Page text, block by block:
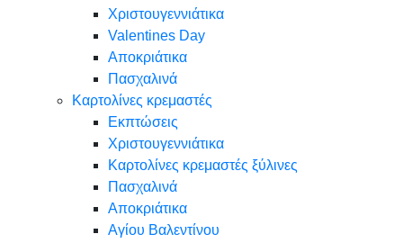
Χριστουγεννιάτικα
Valentines Day
Αποκριάτικα
Πασχαλινά
Καρτολίνες κρεμαστές
Εκπτώσεις
Χριστουγεννιάτικα
Καρτολίνες κρεμαστές ξύλινες
Πασχαλινά
Αποκριάτικα
Αγίου Βαλεντίνου